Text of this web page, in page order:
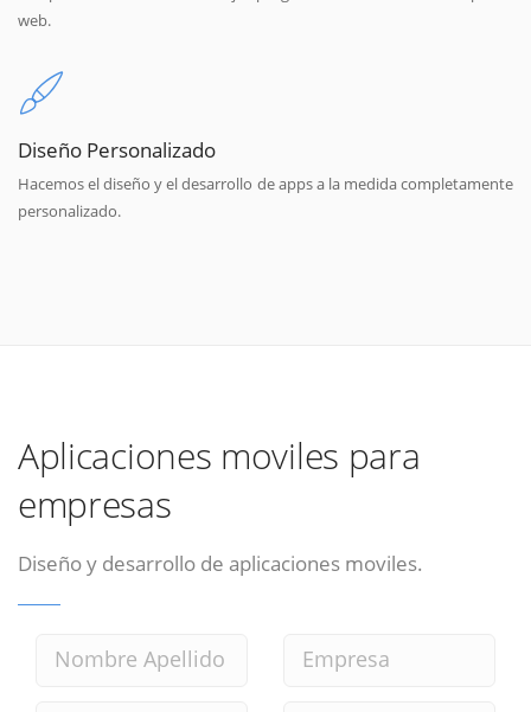
web.
Diseño Personalizado
Hacemos el diseño y el desarrollo de apps a la medida completamente
personalizado.
Aplicaciones moviles para
empresas
Diseño y desarrollo de aplicaciones moviles.